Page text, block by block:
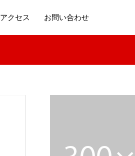
アクセス お問い合わせ